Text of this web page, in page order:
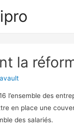
la
l’ensemble des
en place une
des salariés.